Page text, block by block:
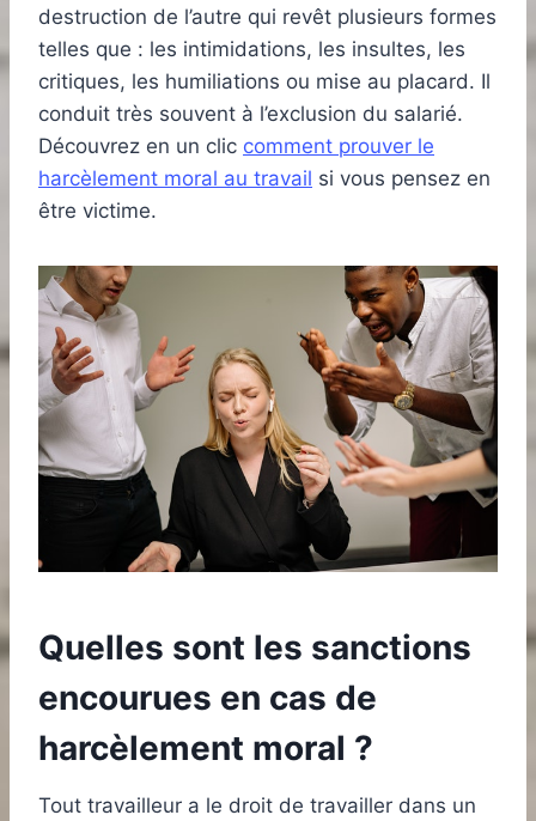
destruction de l’autre qui revêt plusieurs formes
telles que : les intimidations, les insultes, les
critiques, les humiliations ou mise au placard. Il
conduit très souvent à l’exclusion du salarié.
Découvrez en un clic comment prouver le
harcèlement moral au travail si vous pensez en
être victime.
Quelles sont les sanctions
encourues en cas de
harcèlement moral ?
Tout travailleur a le droit de travailler dans un